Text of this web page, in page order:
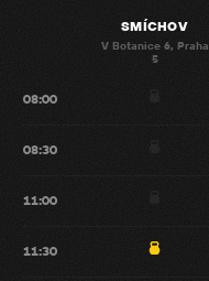
SMÍCHOV
V Botanice 6, Praha
5
08:00
08:30
11:00
11:30